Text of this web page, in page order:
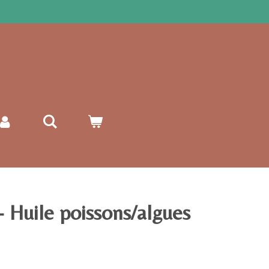
poissons/algues